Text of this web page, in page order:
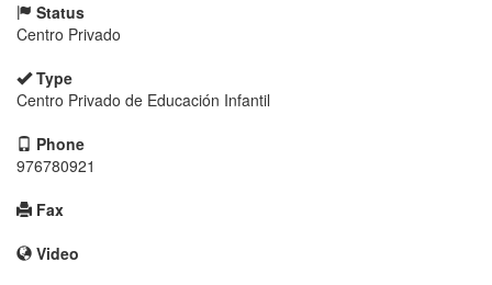
Status
Centro Privado
Type
Centro Privado de Educación Infantil
Phone
976780921
Fax
Video